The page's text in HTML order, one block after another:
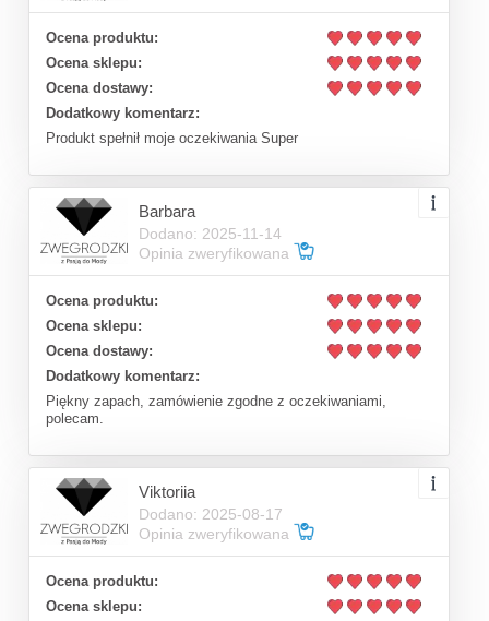
Ocena produktu:
Ocena sklepu:
Ocena dostawy:
Dodatkowy komentarz:
Produkt spełnił moje oczekiwania Super
Barbara
Dodano: 2025-11-14
Opinia zweryfikowana
Ocena produktu:
Ocena sklepu:
Ocena dostawy:
Dodatkowy komentarz:
Piękny zapach, zamówienie zgodne z oczekiwaniami,
polecam.
Viktoriia
Dodano: 2025-08-17
Opinia zweryfikowana
Ocena produktu:
Ocena sklepu: